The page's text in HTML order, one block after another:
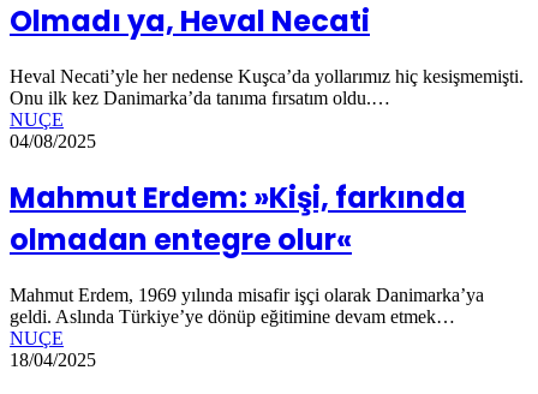
Olmadı ya, Heval Necati
Heval Necati’yle her nedense Kuşca’da yollarımız hiç kesişmemişti.
Onu ilk kez Danimarka’da tanıma fırsatım oldu.…
NUÇE
04/08/2025
Mahmut Erdem: »Kişi, farkında
olmadan entegre olur«
Mahmut Erdem, 1969 yılında misafir işçi olarak Danimarka’ya
geldi. Aslında Türkiye’ye dönüp eğitimine devam etmek…
NUÇE
18/04/2025